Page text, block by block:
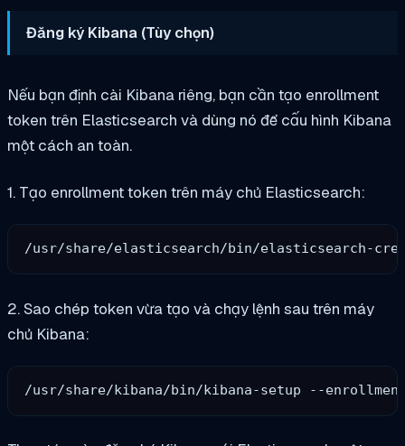
Đăng ký Kibana (Tùy chọn)
Nếu bạn định cài Kibana riêng, bạn cần tạo enrollment
token trên Elasticsearch và dùng nó để cấu hình Kibana
một cách an toàn.
1. Tạo enrollment token trên máy chủ Elasticsearch:
2. Sao chép token vừa tạo và chạy lệnh sau trên máy
chủ Kibana: